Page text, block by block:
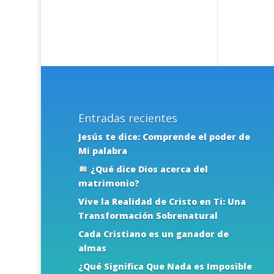
Entradas recientes
Jesús te dice: Comprende el poder de
Mi palabra
¿Qué dice Dios acerca del
matrimonio?
Vive la Realidad de Cristo en Ti: Una
Transformación Sobrenatural
Cada Cristiano es un ganador de
almas
¿Qué Significa Que Nada es Imposible